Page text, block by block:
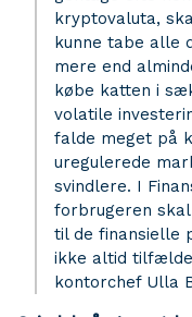
kryptovaluta,
kunne tabe alle
mere end
købe katten i
volatile
falde meget på
uregulerede
svindlere. I
forbrugeren
til de finansielle
ikke altid
kontorchef Ulla